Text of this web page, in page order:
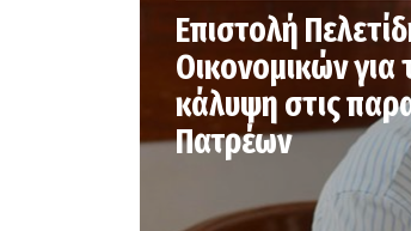
Επιστολή
Οικονομικών
κάλυψη στις
Πατρέων